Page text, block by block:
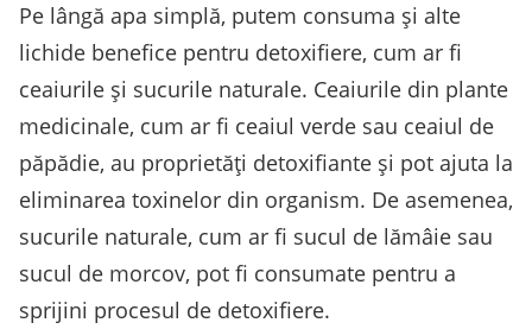
Pe lângă apa simplă, putem consuma și alte
lichide benefice pentru detoxifiere, cum ar fi
ceaiurile și sucurile naturale. Ceaiurile din plante
medicinale, cum ar fi ceaiul verde sau ceaiul de
păpădie, au proprietăți detoxifiante și pot ajuta la
eliminarea toxinelor din organism. De asemenea,
sucurile naturale, cum ar fi sucul de lămâie sau
sucul de morcov, pot fi consumate pentru a
sprijini procesul de detoxifiere.